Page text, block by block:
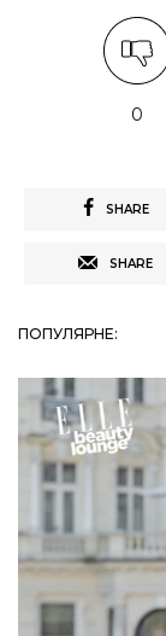
0
SHARE
SHARE
ПОПУЛЯРНЕ: